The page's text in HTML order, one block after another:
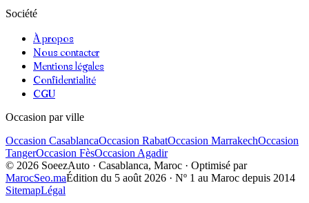
Société
À propos
Nous contacter
Mentions légales
Confidentialité
CGU
Occasion par ville
Occasion CasablancaOccasion RabatOccasion MarrakechOccasion
TangerOccasion FèsOccasion Agadir
© 2026 SoeezAuto · Casablanca, Maroc · Optimisé par
MarocSeo.maÉdition du 5 août 2026 · Nº 1 au Maroc depuis 2014
SitemapLégal